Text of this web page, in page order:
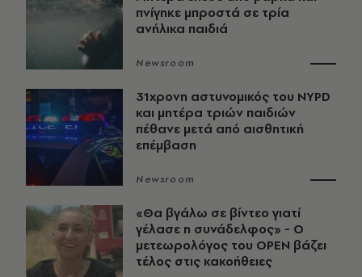
πνίγηκε μπροστά σε τρία
ανήλικα παιδιά
Newsroom
31χρονη αστυνομικός του NYPD
και μητέρα τριών παιδιών
πέθανε μετά από αισθητική
επέμβαση
Newsroom
«Θα βγάλω σε βίντεο γιατί
γέλασε η συνάδελφος» - Ο
μετεωρολόγος του OPEN βάζει
τέλος στις κακοήθειες